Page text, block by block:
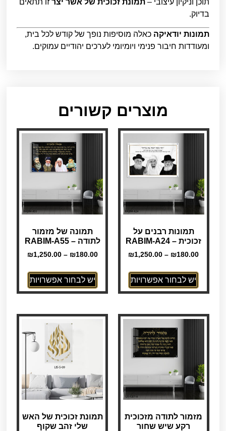
תוכן וניקיון עיצובי –תמונת זכוכית של אשר יצר זו תתאים
בדיוק.
תמונות יודאיקה כאלה מוסיפות נופך של קודש לכל בית,
ומעודדות חיבור פנימי ויומיומי לערכים יהודיים עמוקים.
מוצרים קשורים
תמונות רבנים על
זכוכית – RABIM-A24
₪180.00
–
₪1,250.00
יש לבחור אפשרויות
תמונה של מזמור
לתודה – RABIM-A55
₪180.00
–
₪1,250.00
יש לבחור אפשרויות
מזמור לתודה מזכוכית
רקע שיש שחור
תמונת זכוכית של האש
שלי זהב שקוף